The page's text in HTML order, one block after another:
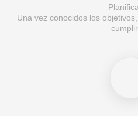
Una vez conocidos los